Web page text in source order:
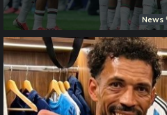
News